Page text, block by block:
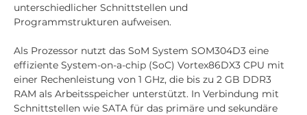
unterschiedlicher Schnittstellen und
Programmstrukturen aufweisen.
Als Prozessor nutzt das SoM System SOM304D3 eine
effiziente System-on-a-chip (SoC) Vortex86DX3 CPU mit
einer Rechenleistung von 1 GHz, die bis zu 2 GB DDR3
RAM als Arbeitsspeicher unterstützt. In Verbindung mit
Schnittstellen wie SATA für das primäre und sekundäre